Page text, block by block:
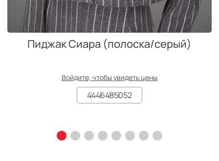
Пиджак Сиара (полоска/серый)
Войдите, чтобы увидеть цены
4446485052